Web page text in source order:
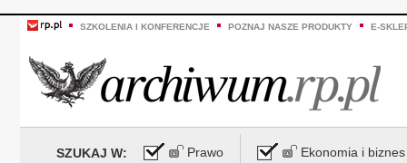
SZKOLENIA I KONFERENCJE POZNAJ NASZE PRODUKTY E-
SZUKAJ W: Prawo Ekonomia i biznes